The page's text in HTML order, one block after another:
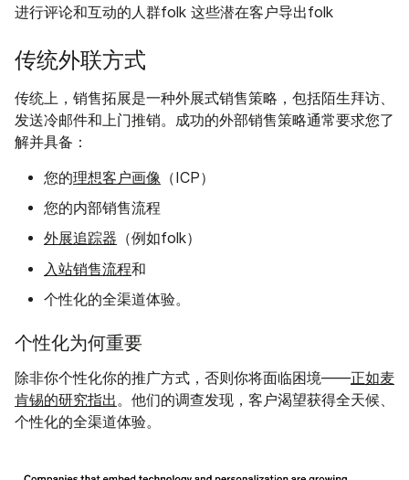
进行评论和互动的人群folk 这些潜在客户导出folk
传统外联方式
传统上，销售拓展是一种外展式销售策略，包括陌生拜访、
发送冷邮件和上门推销。成功的外部销售策略通常要求您了
解并具备：
您的理想客户画像 （ICP）
您的内部销售流程
外展追踪器 （例如folk）
入站销售流程和
个性化的全渠道体验。
个性化为何重要
除非你个性化你的推广方式，否则你将面临困境——正如麦
肯锡的研究指出 。他们的调查发现，客户渴望获得全天候、
个性化的全渠道体验。